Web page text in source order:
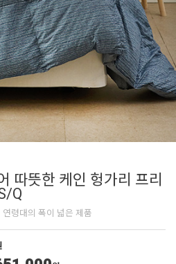
따뜻한 케인 헝가리 프리
Q
령대의 폭이 넓은 제품